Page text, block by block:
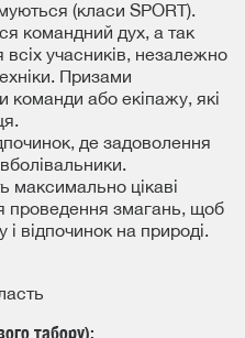
(класи SPORT).
командний дух, а так
учасників, незалежно
Призами
команди або екіпажу, які
де задоволення
максимально цікаві
проведення змагань, щоб
відпочинок на природі.
табору):